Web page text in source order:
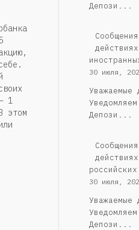
1
этом
Депози...
30 июля,
Уважаемые
Депози...
30 июля,
Уважаемые
Депози...